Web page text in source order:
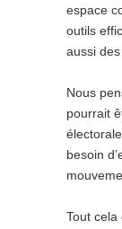
espace
outils
aussi
Nous
pourrait
besoin
Tout